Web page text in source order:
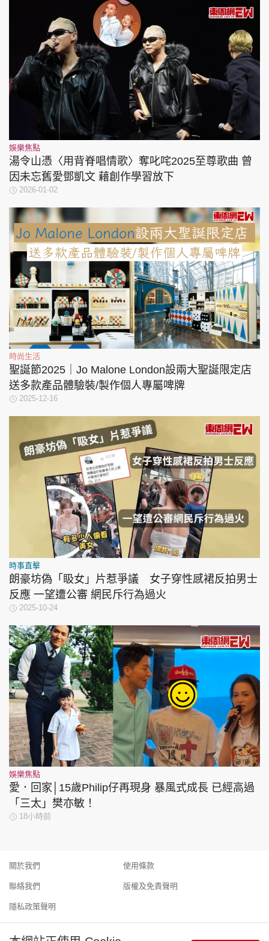
娛樂焦點
湯令山憑〈用背脊唱情歌〉奪叱咤2025至尊歌曲 曾
因未忘舊愛鄧凱文 藉創作學習放下
2026-01-02
時尚生活
聖誕節2025｜Jo Malone London設兩大聖誕限定店
送多款產品體驗裝/製作個人專屬啤牌
2025-12-16
時事直擊
朗豪坊偽「𥄫女」片惹爭議 女子穿性感裙反拍男士
反應 一望遭公審 網民斥行為過火
2025-10-24
娛樂焦點
愛．回家│15歲Philip仔再現身 暴風式成長 已經高過
「三太」樊亦敏！
18小時前
關於我們
聯絡我們
隱私政策聲明
使用條款
版權及免責聲明